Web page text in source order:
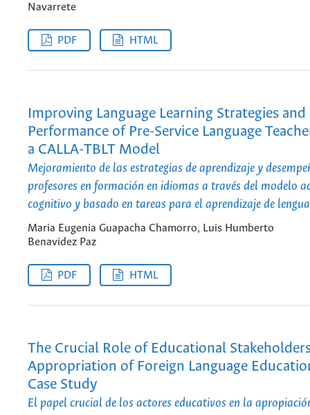
Navarrete
PDF HTML
Improving Language Learning Strategies and
Performance of Pre-Service Language
a CALLA-TBLT Model
Mejoramiento de las estrategias de aprendizaje y
profesores en formación en idiomas a través del modelo
cognitivo y basado en tareas para el aprendizaje de
Maria Eugenia Guapacha Chamorro, Luis Humberto
Benavidez Paz
PDF HTML
The Crucial Role of Educational
Appropriation of Foreign Language
Case Study
El papel crucial de los actores educativos en la